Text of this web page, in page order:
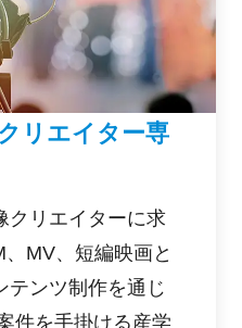
リエイター専
クリエイターに求
MV、短編映画と
テンツ制作を通じ
件を手掛ける産学